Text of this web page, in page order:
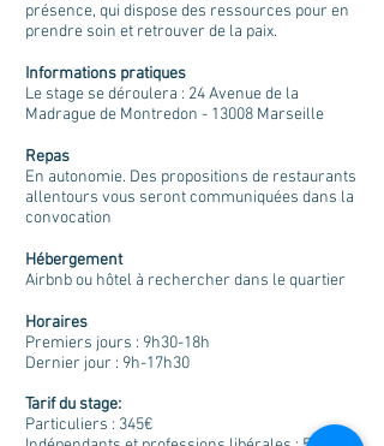
présence, qui dispose des ressources pour en
prendre soin et retrouver de la paix.
Informations pratiques
Le stage se déroulera : 24Avenue de la
Madrague de Montredon - 13008 Marseille
Repas
En autonomie. Des propositions de restaurants
allentours vous seront communiquées dans la
convocation
Hébergement
Airbnb ou hôtel à rechercher dans le quartier
Horaires
Premiers jours : 9h30-18h
Dernier jour : 9h-17h30
Tarif du stage:
Particuliers : 345€